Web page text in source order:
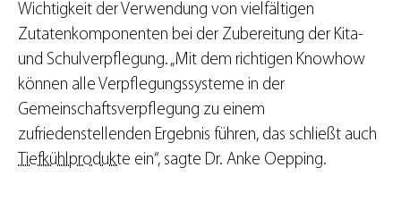
Wichtigkeit der Verwendung von vielfältigen
Zutatenkomponenten bei der Zubereitung der Kita-
und Schulverpflegung. „Mit dem richtigen Knowhow
können alle Verpflegungssysteme in der
Gemeinschaftsverpflegung zu einem
zufriedenstellenden Ergebnis führen, das schließt auch
Tiefkühlprodukte ein“, sagte Dr. Anke Oepping.